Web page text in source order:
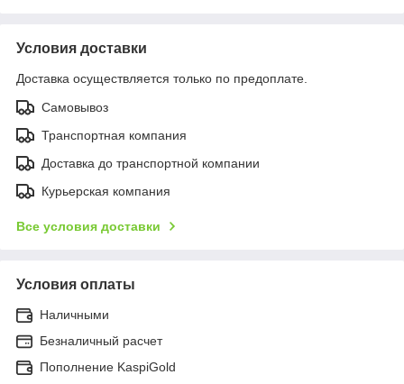
Условия доставки
Доставка осуществляется только по предоплате.
Самовывоз
Транспортная компания
Доставка до транспортной компании
Курьерская компания
Все условия доставки
Условия оплаты
Наличными
Безналичный расчет
Пополнение KaspiGold